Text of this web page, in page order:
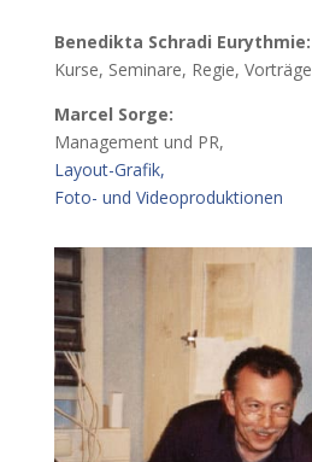
Benedikta Schradi Eurythmie:
Kurse, Seminare, Regie, Vorträge
Marcel Sorge:
Management und PR,
Layout-Grafik,
Foto- und Videoproduktionen